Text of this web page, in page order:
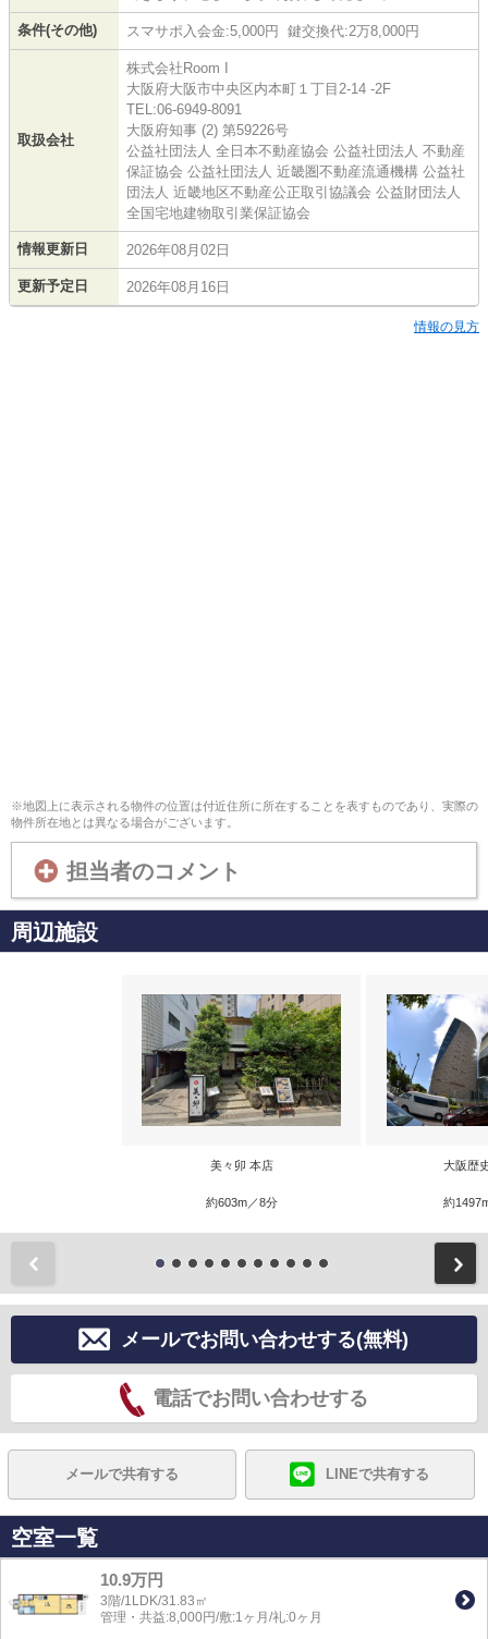
条件(その他) スマサポ入会金:5,000円 鍵交換代:2万8,000円
取扱会社
株式会社Room I
大阪府大阪市中央区内本町１丁目2-14 -2F
TEL:06-6949-8091
大阪府知事 (2) 第59226号
公益社団法人 全日本不動産協会 公益社団法人 不動産
保証協会 公益社団法人 近畿圏不動産流通機構 公益社
団法人 近畿地区不動産公正取引協議会 公益財団法人
全国宅地建物取引業保証協会
情報更新日 2026年08月02日
更新予定日 2026年08月16日
情報の見方
※地図上に表示される物件の位置は付近住所に所在することを表すものであり、実際の
物件所在地とは異なる場合がございます。
担当者のコメント
周辺施設
美々卯 本店
約603m／8分
大阪歴
約
メールでお問い合わせする(無料)
電話でお問い合わせする
メールで共有する LINEで共有する
空室一覧
10.9万円
3階/1LDK/31.83㎡
管理・共益:8,000円/敷:1ヶ月/礼:0ヶ月